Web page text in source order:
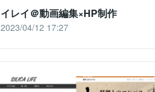
イレイ＠動画編集×HP制作
2023/04/12 17:27